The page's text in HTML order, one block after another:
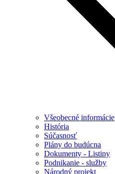
Všeobecné informácie
História
Súčasnosť
Plány do budúcna
Dokumenty - Listiny
Podnikanie - služby
Národný projekt